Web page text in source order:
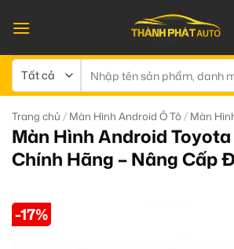
qua
dung
kiếm:
Trang chủ / Màn Hình Android Ô Tô / Màn
Màn Hình Android Toyota
Chính Hãng – Nâng Cấp
-17%